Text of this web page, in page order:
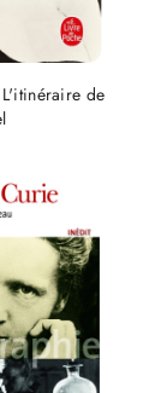
de
KOSZYKA